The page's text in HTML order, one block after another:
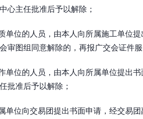
心主任批准后予以解除；
单位的人员，由本人向所属施工单位
审图组同意解除的，再报广交会证件
单位的人员，由本人向所属单位提出
批准后予以解除；
单位向交易团提出书面申请，经交易